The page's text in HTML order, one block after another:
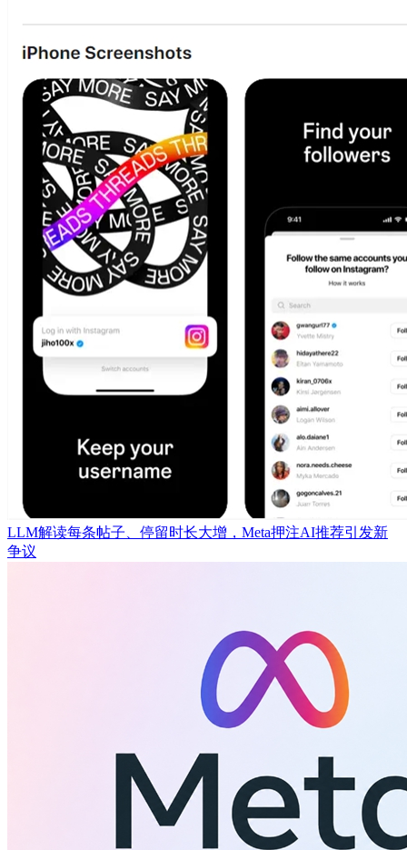
LLM解读每条帖子、停留时长大增，Meta押注AI推荐引发新
争议